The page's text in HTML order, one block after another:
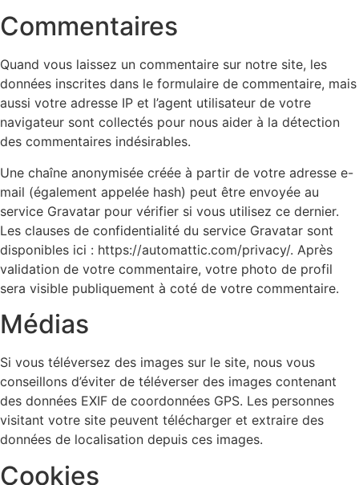
Commentaires
Quand vous laissez un commentaire sur notre site, les
données inscrites dans le formulaire de commentaire, mais
aussi votre adresse IP et l’agent utilisateur de votre
navigateur sont collectés pour nous aider à la détection
des commentaires indésirables.
Une chaîne anonymisée créée à partir de votre adresse e-
mail (également appelée hash) peut être envoyée au
service Gravatar pour vérifier si vous utilisez ce dernier.
Les clauses de confidentialité du service Gravatar sont
disponibles ici : https://automattic.com/privacy/. Après
validation de votre commentaire, votre photo de profil
sera visible publiquement à coté de votre commentaire.
Médias
Si vous téléversez des images sur le site, nous vous
conseillons d’éviter de téléverser des images contenant
des données EXIF de coordonnées GPS. Les personnes
visitant votre site peuvent télécharger et extraire des
données de localisation depuis ces images.
Cookies